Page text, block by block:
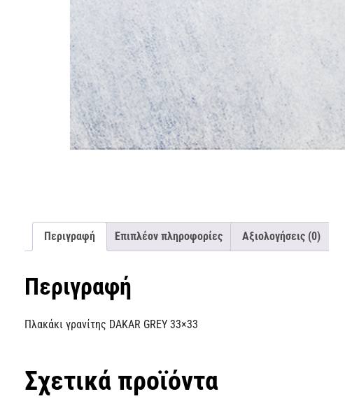
Περιγραφή Επιπλέον πληροφορίες Αξιολογήσεις (0)
Περιγραφή
Πλακάκι γρανίτης DAKAR GREY 33×33
Σχετικά προϊόντα